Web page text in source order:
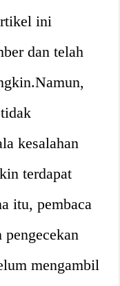
ini
dan telah
kesalahan
terdapat
itu, pembaca
mengambil